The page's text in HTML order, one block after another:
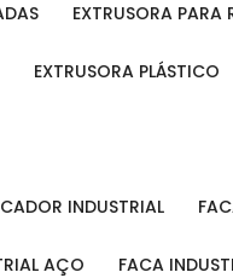
EXTRUSORA
EXTRUSORA PLÁSTICO
INDUSTRIAL
AÇO FACA